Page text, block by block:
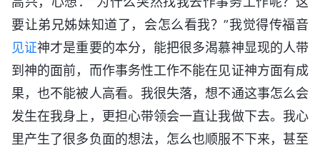
要让弟兄姊妹知道了，会怎么看我？”我觉得传福音
见证神才是重要的本分，能把很多渴慕神显现的人带
到神的面前，而作事务性工作不能在见证神方面有成
果，也不能被人高看。我很失落，想不通这事怎么会
发生在我身上，更担心带领会一直让我做下去。我心
里产生了很多负面的想法，怎么也顺服不下来，甚至